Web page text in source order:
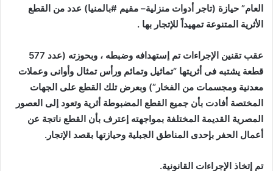
ب
ر
د
ت
ر
العام” حيازة (تاجر أدوات منزلية– مقيم #بالمنيا) عدد من القطع
الأثرية المتنوعة تمهيداً للإتجار بها .
عقب تقنين الإجراءات تم إستهدافه وضبطه ، وبحوزته (عدد 577
قطعة يشتبه فى أثريتها “تماثيل وتمائم ورأس تمثال وأوانى وعملات
معدنية ومجسمات من الفخار”) وبعرض تلك القطع على الجهات
المختصة أفادت بأن جميع القطع المضبوطة أثرية وتعود إلى العصور
المصرية القديمة المختلفة بمواجهته إعترف بأن القطع ناتجة عن
أعمال الحفر بإحدى المناطق الجبلية وحيازتها بقصد الإتجار.
تم إتخاذ الإجراءات القانونية.